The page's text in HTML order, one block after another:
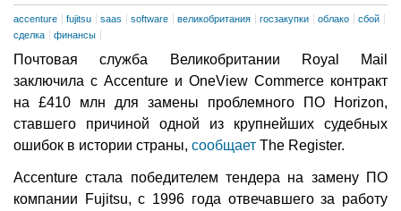
accenture fujitsu saas software великобритания госзакупки облако
сбой
сделка
финансы
Почтовая служба Великобритании Royal Mail
заключила с Accenture и OneView Commerce контракт
на £410 млн для замены проблемного ПО Horizon,
ставшего причиной одной из крупнейших судебных
ошибок в истории страны, сообщает The Register.
Accenture стала победителем тендера на замену ПО
компании Fujitsu, с 1996 года отвечавшего за работу